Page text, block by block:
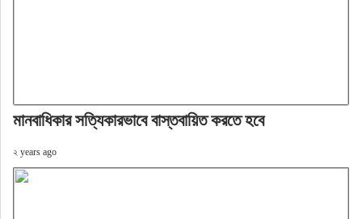
মানবাধিকার সত্যিকারভাবে বাস্তবায়িত করতে হবে
২ years ago